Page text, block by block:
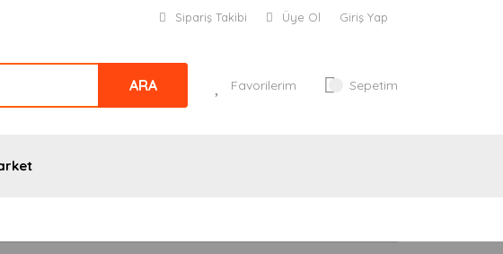
Sipariş Takibi Üye Ol Giriş Yap
ARA Favorilerim Sepetim